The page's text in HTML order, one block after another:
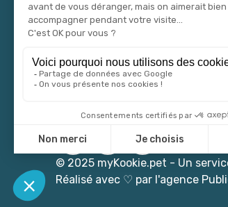
© 2025 myKookie.pet - Un
Réalisé avec ♡ par l'agence